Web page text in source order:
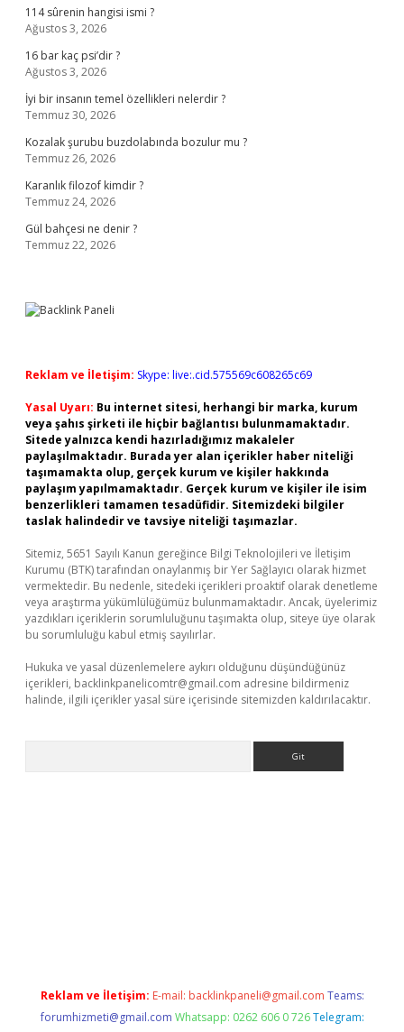
114 sûrenin hangisi ismi ?
Ağustos 3, 2026
16 bar kaç psi’dir ?
Ağustos 3, 2026
İyi bir insanın temel özellikleri nelerdir ?
Temmuz 30, 2026
Kozalak şurubu buzdolabında bozulur mu ?
Temmuz 26, 2026
Karanlık filozof kimdir ?
Temmuz 24, 2026
Gül bahçesi ne denir ?
Temmuz 22, 2026
Reklam ve İletişim: Skype: live:.cid.575569c608265c69
Yasal Uyarı: Bu internet sitesi, herhangi bir marka, kurum
veya şahıs şirketi ile hiçbir bağlantısı bulunmamaktadır.
Sitede yalnızca kendi hazırladığımız makaleler
paylaşılmaktadır. Burada yer alan içerikler haber niteliği
taşımamakta olup, gerçek kurum ve kişiler hakkında
paylaşım yapılmamaktadır. Gerçek kurum ve kişiler ile isim
benzerlikleri tamamen tesadüfidir. Sitemizdeki bilgiler
taslak halindedir ve tavsiye niteliği taşımazlar.
Sitemiz, 5651 Sayılı Kanun gereğince Bilgi Teknolojileri ve İletişim
Kurumu (BTK) tarafından onaylanmış bir Yer Sağlayıcı olarak hizmet
vermektedir. Bu nedenle, sitedeki içerikleri proaktif olarak denetleme
veya araştırma yükümlülüğümüz bulunmamaktadır. Ancak, üyelerimiz
yazdıkları içeriklerin sorumluluğunu taşımakta olup, siteye üye olarak
bu sorumluluğu kabul etmiş sayılırlar.
Hukuka ve yasal düzenlemelere aykırı olduğunu düşündüğünüz
içerikleri, backlinkpanelicomtr@gmail.com adresine bildirmeniz
halinde, ilgili içerikler yasal süre içerisinde sitemizden kaldırılacaktır.
Reklam ve İletişim: E-mail: backlinkpaneli@gmail.com Teams:
forumhizmeti@gmail.com Whatsapp: 0262 606 0 726 Telegram: